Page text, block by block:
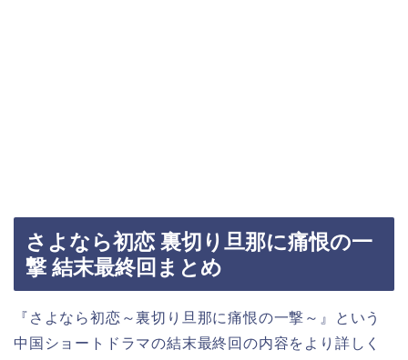
さよなら初恋 裏切り旦那に痛恨の一
撃 結末最終回まとめ
『さよなら初恋～裏切り旦那に痛恨の一撃～』という
中国ショートドラマの結末最終回の内容をより詳しく